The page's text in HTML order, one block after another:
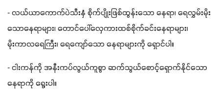
- လယ်ယာကောက်ပဲသီးနှံ စိုက်ပျိုးဖြစ်ထွန်းသော နေရာ၊ ရေလွှမ်းမိုး
သောနေရာများ၊ တောင်ပေါ်လှေကားထစ်စိုက်ခင်းနေရာများ၊
မိုးကာလရေကြီး၊ ရေကျော်သော နေရာများကို ရှောင်ပါ။
- ငါးကန်ကို အနီးကပ်လွယ်ကူစွာ ဆက်သွယ်စောင့်ရှောက်နိုင်သော
နေရာကို ရွေးပါ။